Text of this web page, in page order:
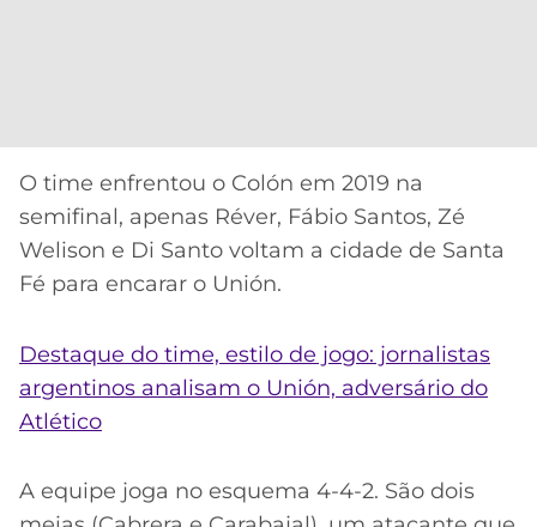
O time enfrentou o Colón em 2019 na
semifinal, apenas Réver, Fábio Santos, Zé
Welison e Di Santo voltam a cidade de Santa
Fé para encarar o Unión.
Destaque do time, estilo de jogo: jornalistas
argentinos analisam o Unión, adversário do
Atlético
A equipe joga no esquema 4-4-2. São dois